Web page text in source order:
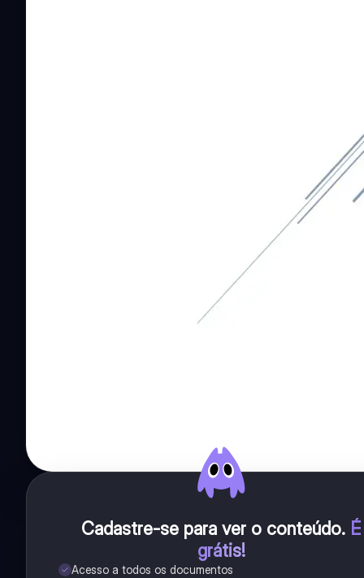
Cadastre-se para ver o conteúdo. É
grátis!
Acesso a todos os documentos